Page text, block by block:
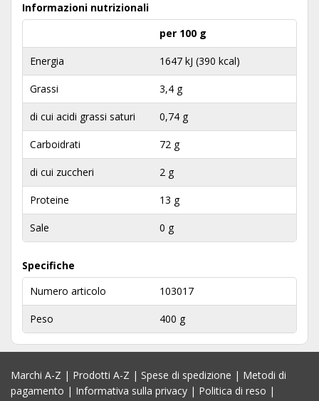
Informazioni nutrizionali
per 100 g
Energia 1647 kJ (390 kcal)
Grassi 3,4 g
di cui acidi grassi saturi 0,74 g
Carboidrati 72 g
di cui zuccheri 2 g
Proteine 13 g
Sale 0 g
Specifiche
Numero articolo
103017
Peso 400 g
Marchi A-Z | Prodotti A-Z | Spese di spedizione | Metodi di
pagamento | Informativa sulla privacy | Politica di reso |